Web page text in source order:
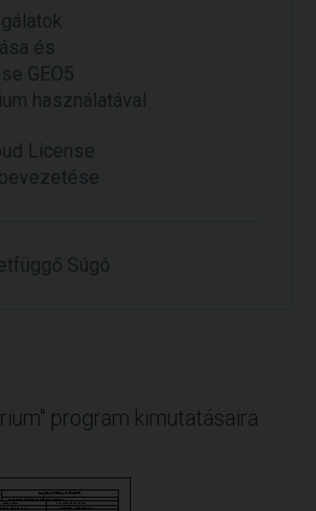
és
GEO5
használatával
License
Súgó
program kimutatásaira